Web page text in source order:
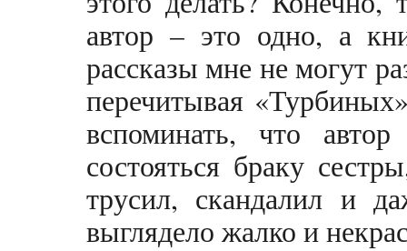
автор – это одно, а
рассказы мне не могут
перечитывая
вспоминать, что
состояться браку
трусил, скандалил и
выглядело жалко и